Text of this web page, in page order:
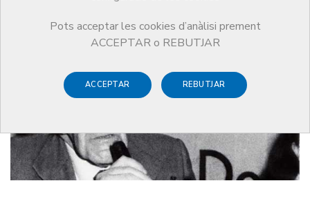
Pots acceptar les cookies d’anàlisi prement
ACCEPTAR o REBUTJAR
ACCEPTAR REBUTJAR